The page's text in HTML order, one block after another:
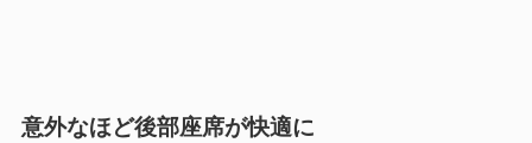
意外なほど後部座席が快適に